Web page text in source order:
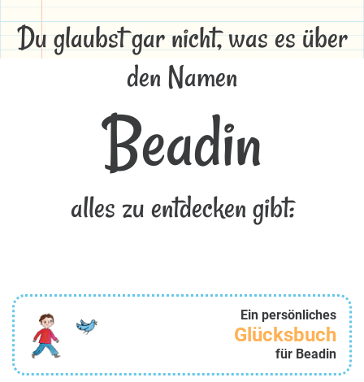
Du glaubst gar nicht, was es über
den Namen
Beadin
alles zu entdecken gibt:
Ein persönliches
Glücksbuch
für Beadin